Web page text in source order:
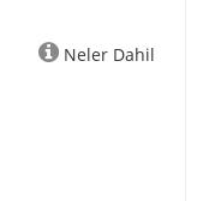
Neler Dahil